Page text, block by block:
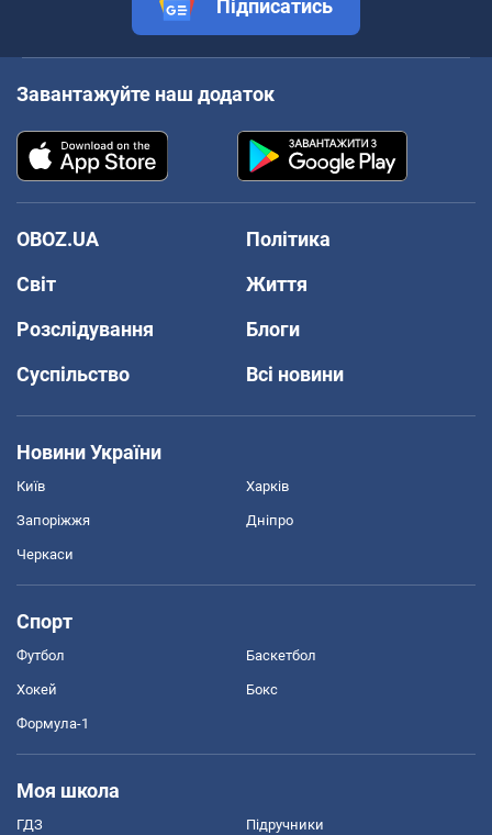
Підписатись
Завантажуйте наш додаток
OBOZ.UA
Політика
Світ
Життя
Розслідування
Блоги
Суспільство
Всі новини
Новини України
Київ Харків
Запоріжжя Дніпро
Черкаси
Спорт
Футбол Баскетбол
Хокей Бокс
Формула-1
Моя школа
ГДЗ Підручники